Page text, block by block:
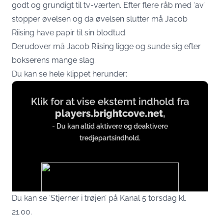
godt og grundigt til tv-værten. Efter flere råb med ‘av’
stopper øvelsen og da øvelsen slutter må Jacob
Riising have papir til sin blodtud.
Derudover må Jacob Riising ligge og sunde sig efter
bokserens mange slag.
Du kan se hele klippet herunder:
Display
content
players.brightcove.net
Klik for at vise eksternt indhold fra
players.brightcove.net,
- Du kan altid aktivere og deaktivere
tredjepartsindhold.
Du kan se ‘Stjerner i trøjen’ på Kanal 5 torsdag kl.
21.00.